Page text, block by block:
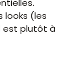
looks (les
est plutôt à